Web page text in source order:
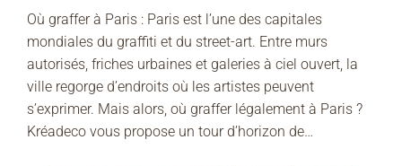
Où graffer à Paris : Paris est l’une des capitales
mondiales du graffiti et du street-art. Entre murs
autorisés, friches urbaines et galeries à ciel ouvert, la
ville regorge d’endroits où les artistes peuvent
s’exprimer. Mais alors, où graffer légalement à Paris ?
Kréadeco vous propose un tour d’horizon de…